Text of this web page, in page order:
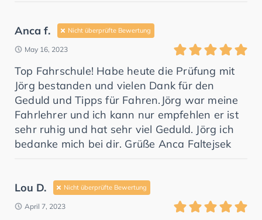
Anca f. Nicht überprüfte Bewertung
May 16, 2023
Top Fahrschule! Habe heute die Prüfung mit
Jörg bestanden und vielen Dank für den
Geduld und Tipps für Fahren.Jörg war meine
Fahrlehrer und ich kann nur empfehlen er ist
sehr ruhig und hat sehr viel Geduld. Jörg ich
bedanke mich bei dir. Grüße Anca Faltejsek
Lou D. Nicht überprüfte Bewertung
April 7, 2023